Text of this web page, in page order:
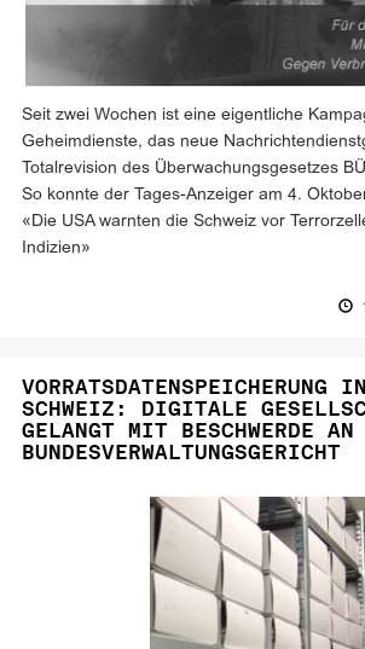
Seit zwei Wochen ist eine eigentliche
Geheimdienste, das neue
Totalrevision des Überwachungsgesetzes
So konnte der Tages-Anzeiger am 4.
«Die USA warnten die Schweiz vor
Indizien»
VORRATSDATENSPEICHERUNG
SCHWEIZ: DIGITALE
GELANGT MIT BESCHWERDE AN
BUNDESVERWALTUNGSGERICHT